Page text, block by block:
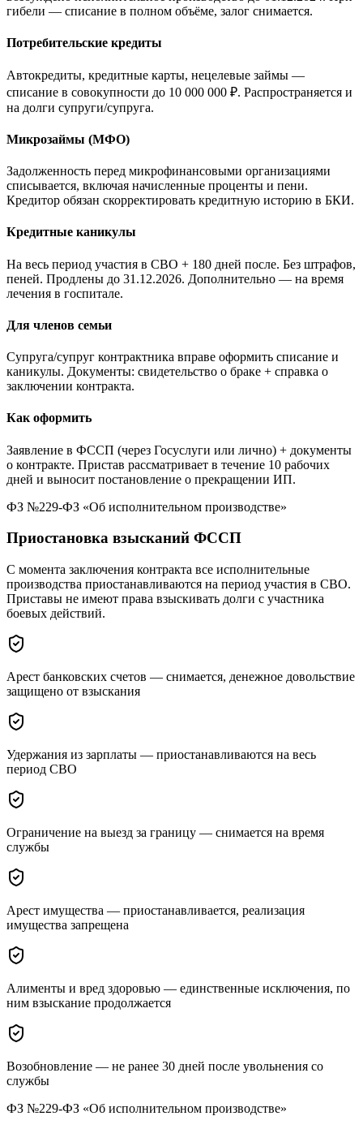
гибели — списание в полном объёме, залог снимается.
Потребительские кредиты
Автокредиты, кредитные карты, нецелевые займы —
списание в совокупности до 10 000 000 ₽. Распространяется и
на долги супруги/супруга.
Микрозаймы (МФО)
Задолженность перед микрофинансовыми организациями
списывается, включая начисленные проценты и пени.
Кредитор обязан скорректировать кредитную историю в БКИ.
Кредитные каникулы
На весь период участия в СВО + 180 дней после. Без штрафов,
пеней. Продлены до 31.12.2026. Дополнительно — на время
лечения в госпитале.
Для членов семьи
Супруга/супруг контрактника вправе оформить списание и
каникулы. Документы: свидетельство о браке + справка о
заключении контракта.
Как оформить
Заявление в ФССП (через Госуслуги или лично) + документы
о контракте. Пристав рассматривает в течение 10 рабочих
дней и выносит постановление о прекращении ИП.
ФЗ №229-ФЗ «Об исполнительном производстве»
Приостановка взысканий ФССП
С момента заключения контракта все исполнительные
производства приостанавливаются на период участия в СВО.
Приставы не имеют права взыскивать долги с участника
боевых действий.
Арест банковских счетов — снимается, денежное довольствие
защищено от взыскания
Удержания из зарплаты — приостанавливаются на весь
период СВО
Ограничение на выезд за границу — снимается на время
службы
Арест имущества — приостанавливается, реализация
имущества запрещена
Алименты и вред здоровью — единственные исключения, по
ним взыскание продолжается
Возобновление — не ранее 30 дней после увольнения со
службы
ФЗ №229-ФЗ «Об исполнительном производстве»